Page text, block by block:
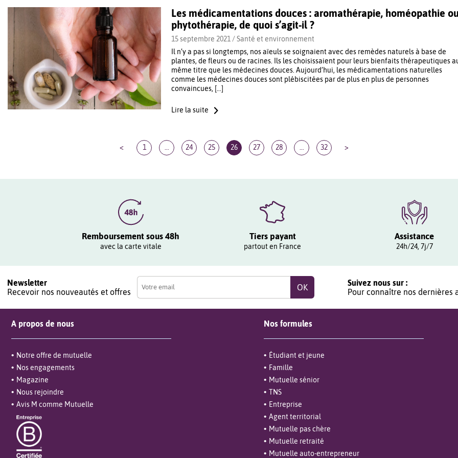
Les médicamentations douces : aromathérapie, homéopathie
phytothérapie, de quoi s’agit-il ?
15 septembre 2021 /Santé et environnement
Il n’y a pas si longtemps, nos aïeuls se soignaient avec des remèdes naturels à base de
plantes, de fleurs ou de racines. Ils les choisissaient pour leurs bienfaits thérapeutiques
même titre que les médecines douces. Aujourd’hui, les médicamentations naturelles
comme les médecines douces sont plébiscitées par de plus en plus de personnes
convaincues, […]
Lire la suite
< 1 24 25 26 27 28 32 >
Remboursement sous 48h
avec la carte vitale
Tiers payant
partout en France
Assistance
24h/24, 7j/7
Newsletter
Recevoir nos nouveautés et offres
Suivez nous sur :
Pour connaître nos dernières
A propos de nous
Notre offre de mutuelle
Nos engagements
Magazine
Nous rejoindre
Avis M comme Mutuelle
Nos formules
Étudiant et jeune
Famille
Mutuelle sénior
TNS
Entreprise
Agent territorial
Mutuelle pas chère
Mutuelle retraité
Mutuelle auto-entrepreneur